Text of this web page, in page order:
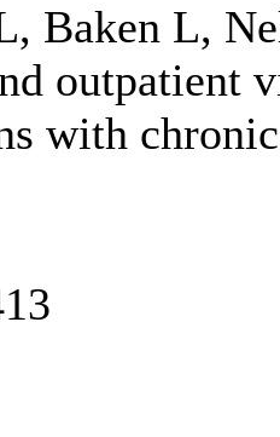
Baken L,
outpatient
with